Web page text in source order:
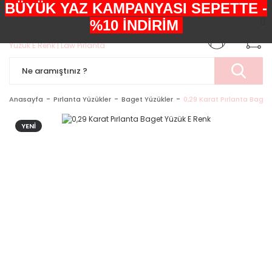
+90552 303 05 29
Anasayfa Pırlanta Yüzükler Baget Yüzükler 0,29 Karat Pırlanta Baget
YENİ
BÜYÜK YAZ KAMPANYASI SEPETTE -
%10 İNDİRİM